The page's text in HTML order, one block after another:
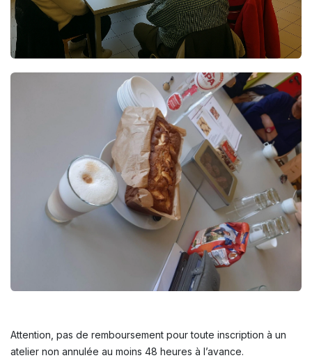
Attention, pas de remboursement pour toute inscription à un
atelier non annulée au moins 48 heures à l’avance.